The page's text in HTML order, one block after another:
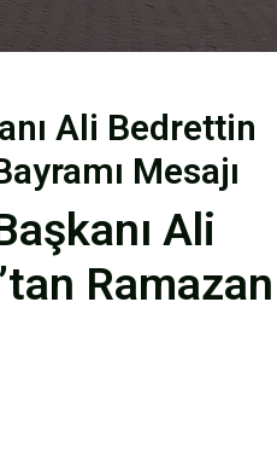
Ali Bedrettin
Mesajı
Ali
Ramazan